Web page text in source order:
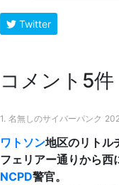
Twitter
コメント5件
1. 名無しのサイバーパンク
ワトソン地区のリトル
フェリアー通りから西
NCPD警官。